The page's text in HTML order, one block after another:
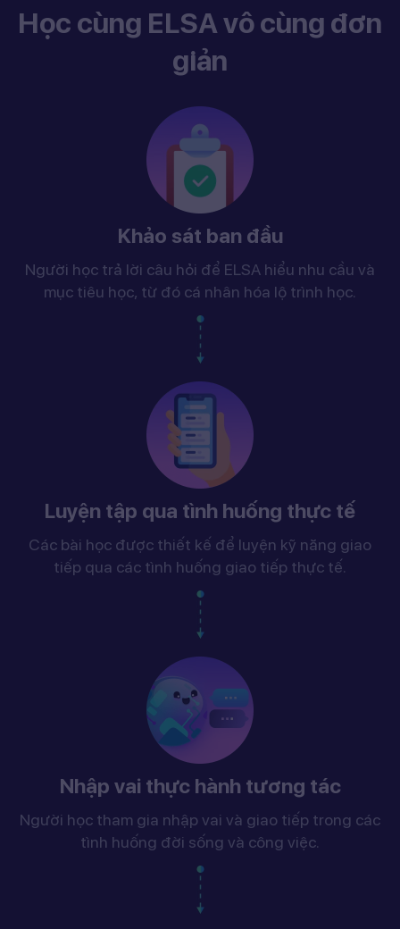
Học cùng ELSA vô cùng đơn
giản
Khảo sát ban đầu
Người học trả lời câu hỏi để ELSA hiểu nhu cầu và
mục tiêu học, từ đó cá nhân hóa lộ trình học.
Luyện tập qua tình huống thực tế
Các bài học được thiết kế để luyện kỹ năng giao
tiếp qua các tình huống giao tiếp thực tế.
Nhập vai thực hành tương tác
Người học tham gia nhập vai và giao tiếp trong các
tình huống đời sống và công việc.